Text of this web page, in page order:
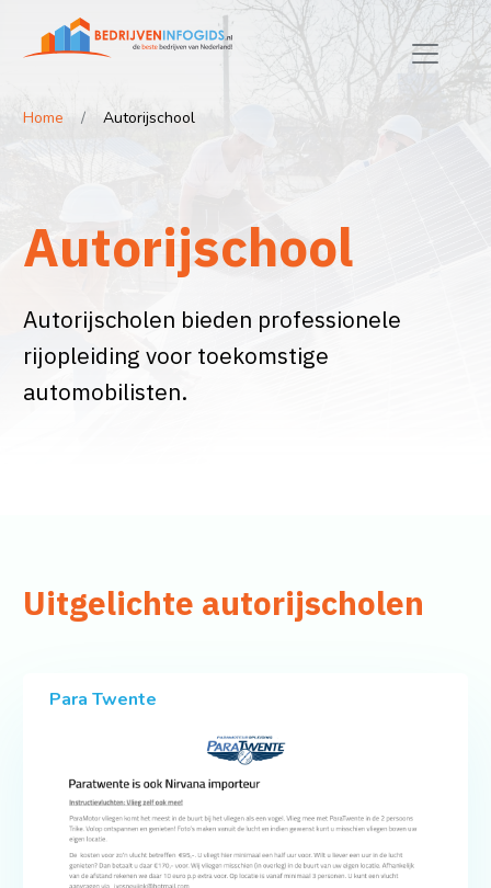
Home Autorijschool
Autorijschool
Autorijscholen bieden professionele
rijopleiding voor toekomstige
automobilisten.
Uitgelichte autorijscholen
Para Twente